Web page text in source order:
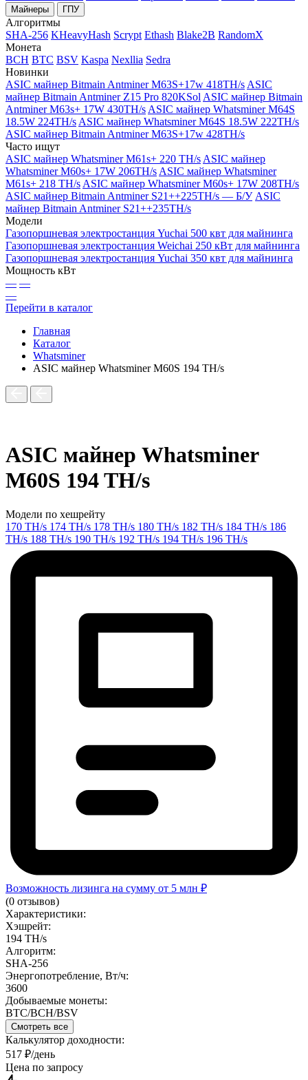
Майнеры ГПУ
Алгоритмы
SHA-256 KHeavyHash Scrypt Ethash Blake2B RandomX
Монета
BCH BTC BSV Kaspa Nexllia Sedra
Новинки
ASIC майнер Bitmain Antminer M63S+17w 418TH/s ASIC
майнер Bitmain Antminer Z15 Pro 820KSol ASIC майнер Bitmain
Antminer M63s+ 17W 430TH/s ASIC майнер Whatsminer M64S
18.5W 224TH/s ASIC майнер Whatsminer M64S 18.5W 222TH/s
ASIC майнер Bitmain Antminer M63S+17w 428TH/s
Часто ищут
ASIC майнер Whatsminer M61s+ 220 TH/s ASIC майнер
Whatsminer M60s+ 17W 206TH/s ASIC майнер Whatsminer
M61s+ 218 TH/s ASIC майнер Whatsminer M60s+ 17W 208TH/s
ASIC майнер Bitmain Antminer S21++225TH/s — Б/У ASIC
майнер Bitmain Antminer S21++235TH/s
Модели
Газопоршневая электростанция Yuchai 500 квт для майнинга
Газопоршневая электростанция Weichai 250 кВт для майнинга
Газопоршневая электростанция Yuchai 350 квт для майнинга
Мощность кВт
— —
—
Перейти в каталог
Главная
Каталог
Whatsminer
ASIC майнер Whatsminer M60S 194 TH/s
ASIC майнер Whatsminer
M60S 194 TH/s
Модели по хешрейту
170 TH/s 174 TH/s 178 TH/s 180 TH/s 182 TH/s 184 TH/s 186
TH/s 188 TH/s 190 TH/s 192 TH/s 194 TH/s 196 TH/s
Возможность лизинга на сумму от 5 млн ₽
(0 отзывов)
Характеристики:
Хэшрейт:
194 TH/s
Алгоритм:
SHA-256
Энергопотребление, Вт/ч:
3600
Добываемые монеты:
BTC/BCH/BSV
Смотреть все
Калькулятор доходности:
517 ₽/день
Цена по запросу